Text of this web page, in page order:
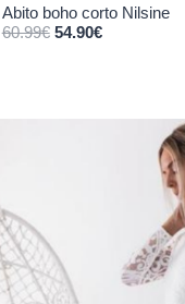
Abito boho corto Nilsine
60.99€ Il prezzo originale era: 60.99€.
54.90€Il prezzo attuale è: 54.90€.